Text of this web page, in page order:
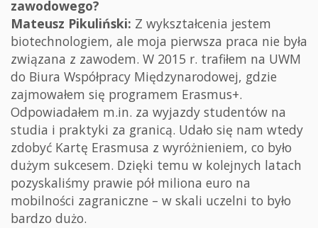
zawodowego?
Mateusz Pikuliński: Z wykształcenia jestem
biotechnologiem, ale moja pierwsza praca nie była
związana z zawodem. W 2015 r. trafiłem na UWM
do Biura Współpracy Międzynarodowej, gdzie
zajmowałem się programem Erasmus+.
Odpowiadałem m.in. za wyjazdy studentów na
studia i praktyki za granicą. Udało się nam wtedy
zdobyć Kartę Erasmusa z wyróżnieniem, co było
dużym sukcesem. Dzięki temu w kolejnych latach
pozyskaliśmy prawie pół miliona euro na
mobilności zagraniczne – w skali uczelni to było
bardzo dużo.